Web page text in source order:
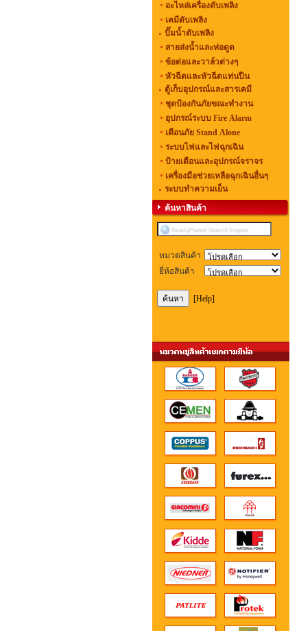
อะไหล่เครื่องดับเพลิง
เคมีดับเพลิง
ปั๊มน้ำดับเพลิง
สายส่งน้ำและท่อดูด
ข้อต่อและวาล์วต่างๆ
หัวฉีดและหัวฉีดแท่นปืน
ตู้เก็บอุปกรณ์และสารเคมี
ชุดป้องกันภัยขณะทำงาน
อุปกรณ์ระบบ Fire Alarm
เตือนภัย Stand Alone
ระบบไฟและไฟฉุกเฉิน
ป้ายเตือนและอุปกรณ์จราจร
เครื่องมือช่วยเหลือฉุกเฉินอื่นๆ
ระบบทำความเย็น
ค้นหาสินค้า
หมวดสินค้า
ยี่ห้อสินค้า
[Help]